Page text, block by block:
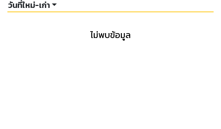
วันที่ใหม่-เก่า
ไม่พบข้อมูล